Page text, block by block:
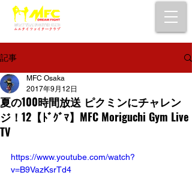
記事
夏の100時間放送 ピクミンにチャレン
ジ！12【ﾄﾞｸﾞﾏ】MFC Moriguchi Gym Live
TV
MFC Osaka
2017年9月12日
https://www.youtube.com/watch?
v=B9VazKsrTd4